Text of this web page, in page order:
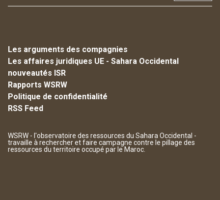
Les arguments des compagnies
Les affaires juridiques UE - Sahara Occidental
nouveautés ISR
Rapports WSRW
Politique de confidentialité
RSS Feed
WSRW - l'observatoire des ressources du Sahara Occidental -
travaille à rechercher et faire campagne contre le pillage des
ressources du territoire occupé par le Maroc.